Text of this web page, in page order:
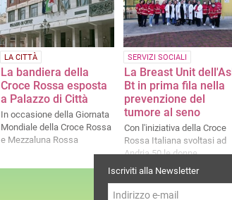
LA CITTÀ
La bandiera della
Croce Rossa esposta
a Palazzo di Città
In occasione della Giornata
Mondiale della Croce Rossa
e Mezzaluna Rossa
SERVIZI SOCIALI
La Breast Unit dell'Asl
Bt in prima fila nella
prevenzione del
tumore al seno
Con l'iniziativa della Croce
Rossa Italiana svoltasi ad
Andria 50 le donne
sottoposte a visita dai
e Barletta
Iscriviti alla Newsletter